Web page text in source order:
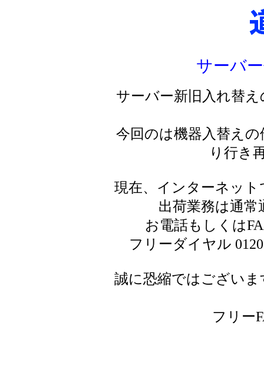
サーバ
サーバー新旧入れ替
今回のは機器入替え
り行き
現在、インターネッ
出荷業務は通
お電話もしくは
フリーダイヤル
誠に恐縮ではござい
フリー